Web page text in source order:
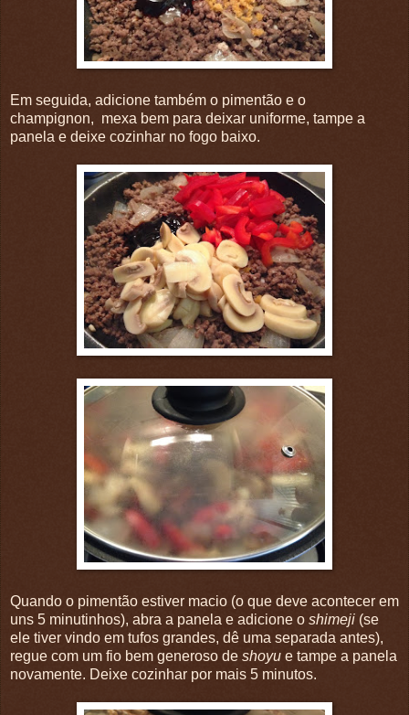
Em seguida, adicione também o pimentão e o
champignon, mexa bem para deixar uniforme, tampe a
panela e deixe cozinhar no fogo baixo.
Quando o pimentão estiver macio (o que deve acontecer em
uns 5 minutinhos), abra a panela e adicione o shimeji (se
ele tiver vindo em tufos grandes, dê uma separada antes),
regue com um fio bem generoso de shoyu e tampe a panela
novamente. Deixe cozinhar por mais 5 minutos.